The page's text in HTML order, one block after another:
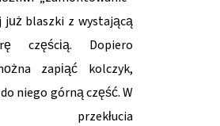
już blaszki z wystającą
częścią. Dopiero
zapiąć kolczyk,
niego górną część. W
przekłucia